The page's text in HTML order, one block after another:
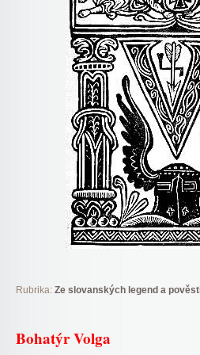
Rubrika: Ze slovanských legend a
Bohatýr Volga